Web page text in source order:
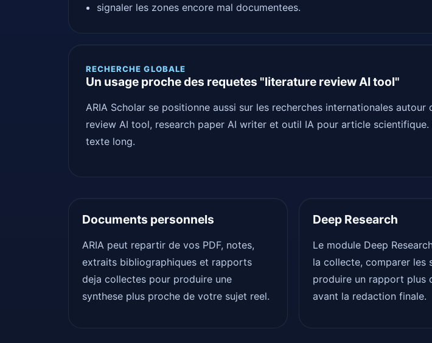
signaler les zones encore mal documentees.
RECHERCHE GLOBALE
Un usage proche des requetes "literature review AI tool"
ARIA Scholar se positionne aussi sur les recherches internationales
review AI tool, research paper AI writer et outil IA pour article
texte long.
Documents personnels
ARIA peut repartir de vos PDF, notes,
extraits bibliographiques et rapports
deja collectes pour produire une
synthese plus proche de votre sujet reel.
Deep Research
Le module Deep
la collecte, comparer les
produire un rapport plus
avant la redaction finale.